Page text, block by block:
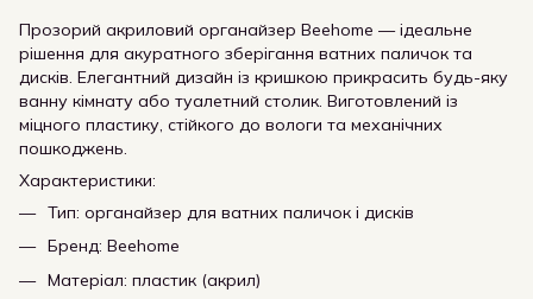
Прозорий акриловий органайзер Beehome — ідеальне
рішення для акуратного зберігання ватних паличок та
дисків. Елегантний дизайн із кришкою прикрасить будь-яку
ванну кімнату або туалетний столик. Виготовлений із
міцного пластику, стійкого до вологи та механічних
пошкоджень.
Характеристики:
Тип: органайзер для ватних паличок і дисків
Бренд: Beehome
Матеріал: пластик (акрил)